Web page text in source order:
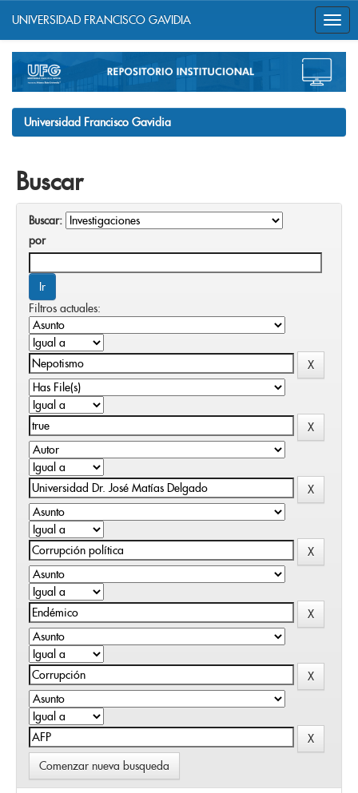
navigation
UNIVERSIDAD FRANCISCO GAVIDIA
Universidad Francisco Gavidia
Buscar
Buscar:
por
Filtros actuales:
Comenzar nueva busqueda